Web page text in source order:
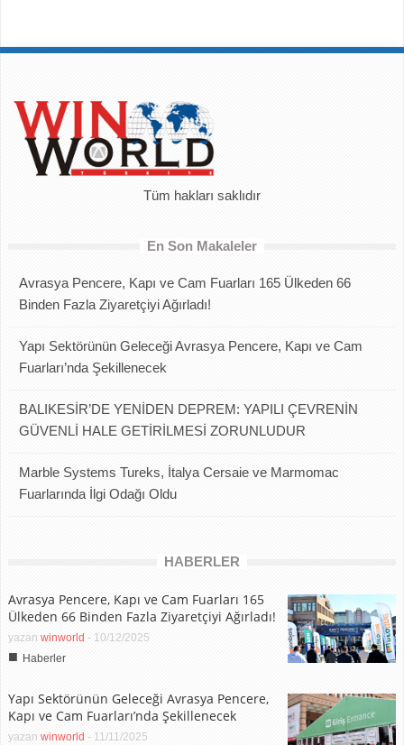
Tüm hakları saklıdır
En Son Makaleler
Avrasya Pencere, Kapı ve Cam Fuarları 165 Ülkeden 66
Binden Fazla Ziyaretçiyi Ağırladı!
Yapı Sektörünün Geleceği Avrasya Pencere, Kapı ve Cam
Fuarları’nda Şekillenecek
BALIKESİR’DE YENİDEN DEPREM: YAPILI ÇEVRENİN
GÜVENLİ HALE GETİRİLMESİ ZORUNLUDUR
Marble Systems Tureks, İtalya Cersaie ve Marmomac
Fuarlarında İlgi Odağı Oldu
HABERLER
Avrasya Pencere, Kapı ve Cam Fuarları 165
Ülkeden 66 Binden Fazla Ziyaretçiyi Ağırladı!
yazan winworld - 10/12/2025
■ Haberler
Yapı Sektörünün Geleceği Avrasya Pencere,
Kapı ve Cam Fuarları’nda Şekillenecek
yazan winworld - 11/11/2025